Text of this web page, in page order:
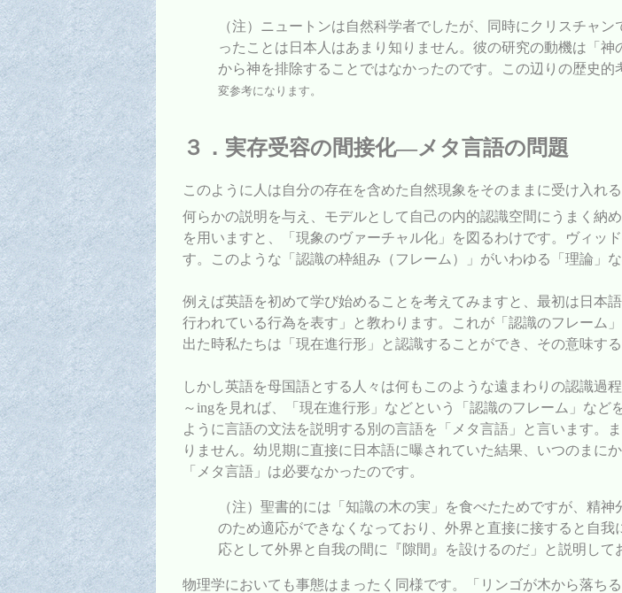
（注）ニュートンは自然科学者でしたが、同時にクリスチャ
ったことは日本人はあまり知りません。彼の研究の動機は「
から神を排除することではなかったのです。この辺りの歴史
変参考になります。
３．実存受容の間接化―メタ言語の問題
このように人は自分の存在を含めた自然現象をそのままに受け入れ
何らかの説明を与え、モデルとして自己の内的認識空間にうまく納
を用いますと、「現象のヴァーチャル化」を図るわけです。ヴィッ
す。このような「認識の枠組み（フレーム）」がいわゆる「理論」な
例えば英語を初めて学び始めることを考えてみますと、最初は日本
行われている行為を表す」と教わります。これが「認識のフレーム
出た時私たちは「現在進行形」と認識することができ、その意味す
しかし英語を母国語とする人々は何もこのような遠まわりの認識過
～ingを見れば、「現在進行形」などという「認識のフレーム」な
ように言語の文法を説明する別の言語を「メタ言語」と言います。
りません。幼児期に直接に日本語に曝されていた結果、いつのまに
「メタ言語」は必要なかったのです。
（注）聖書的には「知識の木の実」を食べたためですが、精
のため適応ができなくなっており、外界と直接に接すると自
応として外界と自我の間に『隙間』を設けるのだ」と説明して
物理学においても事態はまったく同様です。「リンゴが木から落ち